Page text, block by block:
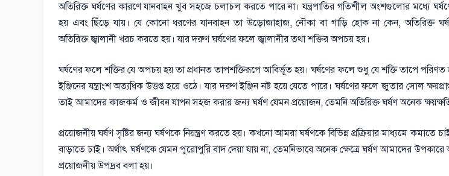
অতিরিক্ত ঘর্ষণের কারণে যানবাহন খুব সহজে চলাচল করতে পারে না। যন্ত্রপাতির গতিশীল অংশগুলোর মধ্যে
হয় এবং ছিঁড়ে যায়। যে কোনো ধরণের যানবাহন তা উড়োজাহাজ, নৌকা বা গাড়ি হোক না কেন, অতিরিক্ত
অতিরিক্ত জ্বালানী খরচ করতে হয়। যার দরুণ ঘর্ষণের ফলে জ্বালানীর তথা শক্তির অপচয় হয়।
ঘর্ষণের ফলে শক্তির যে অপচয় হয় তা প্রধানত তাপশক্তিরূপে আবির্ভূত হয়। ঘর্ষণের ফলে শুধু যে শক্তি তাপে
ইঞ্জিনের যন্ত্রাংশ অত্যধিক উত্তপ্ত হয়ে ওঠে। যার দরুণ ইঞ্জিন নষ্ট হয়ে যেতে পারে। ঘর্ষণের ফলে জুতার সোল
তাই আমাদের কাজকর্ম ও জীবন যাপন সহজ করার জন্য ঘর্ষণ যেমন প্রয়োজন, তেমনি অতিরিক্ত ঘর্ষণ অনেক
প্রয়োজনীয় ঘর্ষণ সৃষ্টির জন্য ঘর্ষণকে নিয়ন্ত্রণ করতে হয়। কখনো আমরা ঘর্ষণকে বিভিন্ন প্রক্রিয়ার মাধ্যমে
বাড়াতে চাই। অর্থাৎ ঘর্ষণকে যেমন পুরোপুরি বাদ দেয়া যায় না, তেমনিভাবে অনেক ক্ষেত্রে ঘর্ষণ আমাদের
প্রয়োজনীয় উপদ্রব বলা হয়।